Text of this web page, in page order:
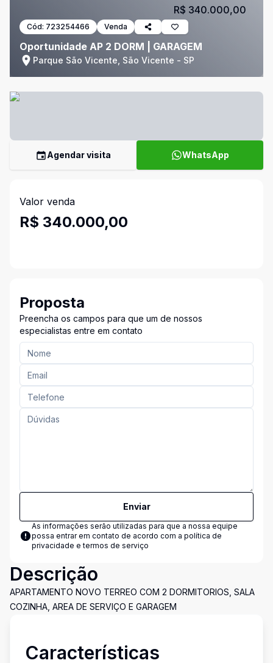
Cód: 723254466 Venda
Oportunidade AP 2 DORM | GARAGEM
Parque São Vicente, São Vicente - SP
R$ 340.000,00
Agendar visita WhatsApp
Valor venda
R$ 340.000,00
Proposta
Preencha os campos para que um de nossos
especialistas entre em contato
Enviar
As informações serão utilizadas para que a nossa equipe
possa entrar em contato de acordo com a política de
privacidade e termos de serviço
Descrição
APARTAMENTO NOVO TERREO COM 2 DORMITORIOS, SALA
COZINHA, AREA DE SERVIÇO E GARAGEM
Características